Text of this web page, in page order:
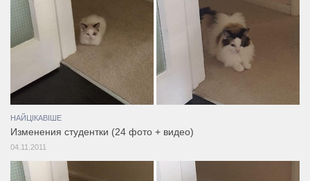
НАЙЦІКАВІШЕ
Изменения студентки (24 фото + видео)
04.11.2011